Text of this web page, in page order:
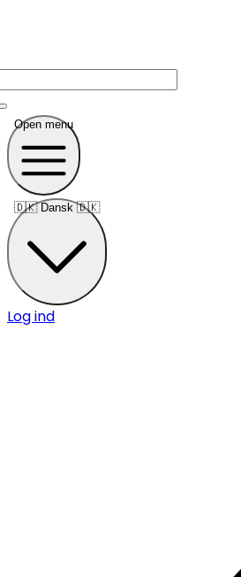
Open menu
🇩🇰 Dansk 🇩🇰
Log ind